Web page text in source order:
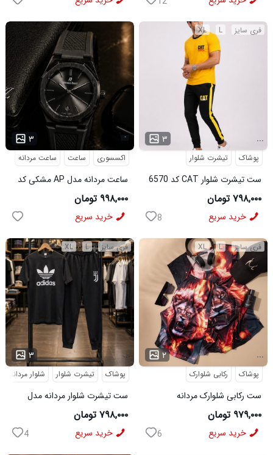
۳
اکسسوری ساعت ساعت مردانه
ساعت مردانه مدل AP مشکی کد
6546
۹۹۸,۰۰۰ تومان
خرید سریع
فری سایز L
XL
۳ ...
پوشاک تیشرت شلوار
ست تیشرت شلوار CAT کد 6570
۷۹۸,۰۰۰ تومان
خرید سریع 8
فری سایز L
XL
۳ ...
پوشاک تیشرت شلوار شلوار مردانه
ست تیشرت شلوار مردانه مدل
Adidas کد 6569
۷۹۸,۰۰۰ تومان
خرید سریع 4
فری سایز L
XL
۲ ...
پوشاک رکابی شلوارک
ست رکابی شلوارک مردانه
Lion_Black مدل 3997
۹۷۹,۰۰۰ تومان
خرید سریع 6